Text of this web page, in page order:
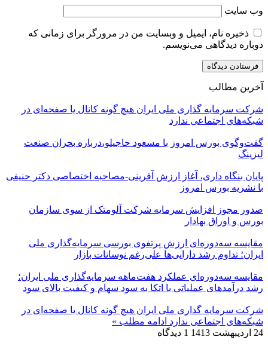
وب‌ سایت
ذخیره نام، ایمیل و وبسایت من در مرورگر برای زمانی که
دوباره دیدگاهی می‌نویسم.
آخرین مطالب
شرکت سرمایه گذاری ملی ایران هیچ گونه کانال یا صفحه‌ای در
شبکه‌های اجتماعی ندارد
گفت‌وگوی بورس امروز با مسعود حاجیلو،درباره بحران صنعت
لیزینگ
پایان بنگاه داری، آغاز ارزش آفرینی-مصاحبه اختصاصی دکتر حنیفی
با نشریه بورس امروز
صدور مجوز افزایش سرمایه شرکت آلومتک از سوی سازمان
بورس و اوراق بهادار
مقایسه سه‌دوره‌ای ارزش پرتفوی بورسی سرمایه‌گذاری ملی
ایران؛ تداوم رشد دارایی‌ها علی‌رغم نوسانات بازار
مقایسه سه‌دوره‌ای عملکرد هفت‌ماهه سرمایه‌گذاری ملی ایران؛
رشد درآمدهای عملیاتی با اتکا به سود سهام و کیفیت بالای سود
شرکت سرمایه گذاری ملی ایران هیچ گونه کانال یا صفحه‌ای در
شبکه‌های اجتماعی ندارد ادامه مطلب »
24 اردیبهشت 1413
1 دیدگاه